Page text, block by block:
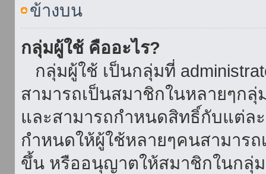
ข้างบน
กลุ่มผู้ใช้ คืออะไร?
กลุ่มผู้ใช้ เป็นกลุ่มที่
สามารถเป็นสมาชิกในหลายๆก
และสามารถกำหนดสิทธิ์กับแต่ล
กำหนดให้ผู้ใช้หลายๆคนสามารถ
ขึ้น หรืออนุญาตให้สมาชิกในกลุ่ม